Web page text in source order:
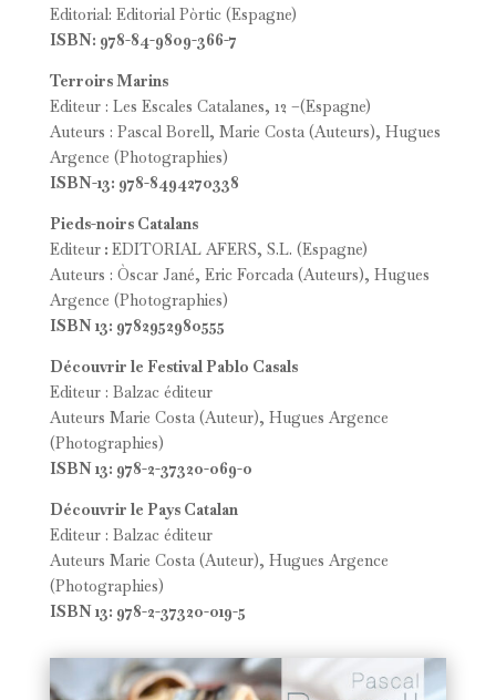
Editorial: Editorial Pòrtic (Espagne)
ISBN: 978-84-9809-366-7
Terroirs Marins
Editeur : Les Escales Catalanes, 12 –(Espagne)
Auteurs : Pascal Borell, Marie Costa (Auteurs), Hugues
Argence (Photographies)
ISBN-13: 978-8494270338
Pieds-noirs Catalans
Editeur: EDITORIAL AFERS, S.L. (Espagne)
Auteurs : Òscar Jané, Eric Forcada (Auteurs), Hugues
Argence (Photographies)
ISBN 13: 9782952980555
Découvrir le Festival Pablo Casals
Editeur : Balzac éditeur
Auteurs Marie Costa (Auteur), Hugues Argence
(Photographies)
ISBN 13: 978-2-37320-069-0
Découvrir le Pays Catalan
Editeur : Balzac éditeur
Auteurs Marie Costa (Auteur), Hugues Argence
(Photographies)
ISBN 13: 978-2-37320-019-5